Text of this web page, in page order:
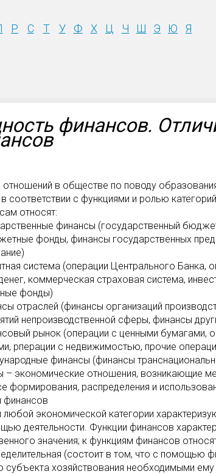
Р С Т У Ф Х Ц Ч Ш Э Ю Я
финансов.
отношений в обществе по поводу
соответствии с функциями и ролью
относят:
финансы (государственный
фонды, финансы государственных
система (операции Центрального Банка,
коммерческая страховая система,
фонды)
отраслей (финансы организаций
непроизводственной сферы, финансы
рынок (операции с ценными бумагами,
рперации с недвижимостью, прочие
финансы (финансы
– экономические отношения, возникающие
формирования, распределения и
финансов
любой экономической категории
деятельности. Функции финансов
значения; к функциям финансов
(состоит в том, что с помощью
субъекта хозяйствования необходимыми